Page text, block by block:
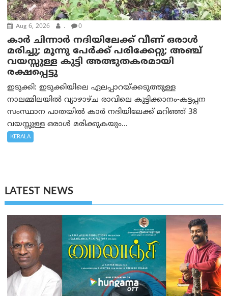
Aug 6, 2026 . 0
കാര്‍ ചിന്നാര്‍ നദിയിലേക്ക് വീണ് ഒരാള്‍
മരിച്ചു; മൂന്നു പേര്‍ക്ക് പരിക്കേറ്റു; അഞ്ച്
വയസ്സുള്ള കുട്ടി അത്ഭുതകരമായി
രക്ഷപ്പെട്ടു
ഇടുക്കി: ഇടുക്കിയിലെ ഏലപ്പാറയ്ക്കടുത്തുള്ള
നാലമ്മിലയിൽ വ്യാഴാഴ്ച രാവിലെ കുട്ടിക്കാനം-കട്ടപ്പന
സംസ്ഥാന പാതയിൽ കാർ നദിയിലേക്ക് മറിഞ്ഞ് 38
വയസ്സുള്ള ഒരാൾ മരിക്കുകയും...
KERALA
LATEST NEWS